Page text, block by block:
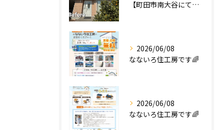
【町田市南大谷にて外壁塗装工事完工のお知らせ】
2026/06/08
なないろ住工房です🌈
2026/06/08
なないろ住工房です🌈